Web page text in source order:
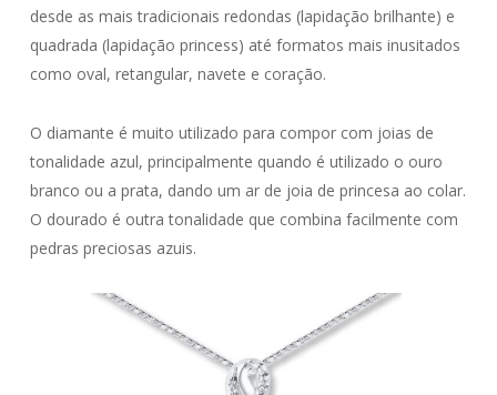
desde as mais tradicionais redondas (lapidação brilhante) e
quadrada (lapidação princess) até formatos mais inusitados
como oval, retangular, navete e coração.
O diamante é muito utilizado para compor com joias de
tonalidade azul, principalmente quando é utilizado o ouro
branco ou a prata, dando um ar de joia de princesa ao colar.
O dourado é outra tonalidade que combina facilmente com
pedras preciosas azuis.